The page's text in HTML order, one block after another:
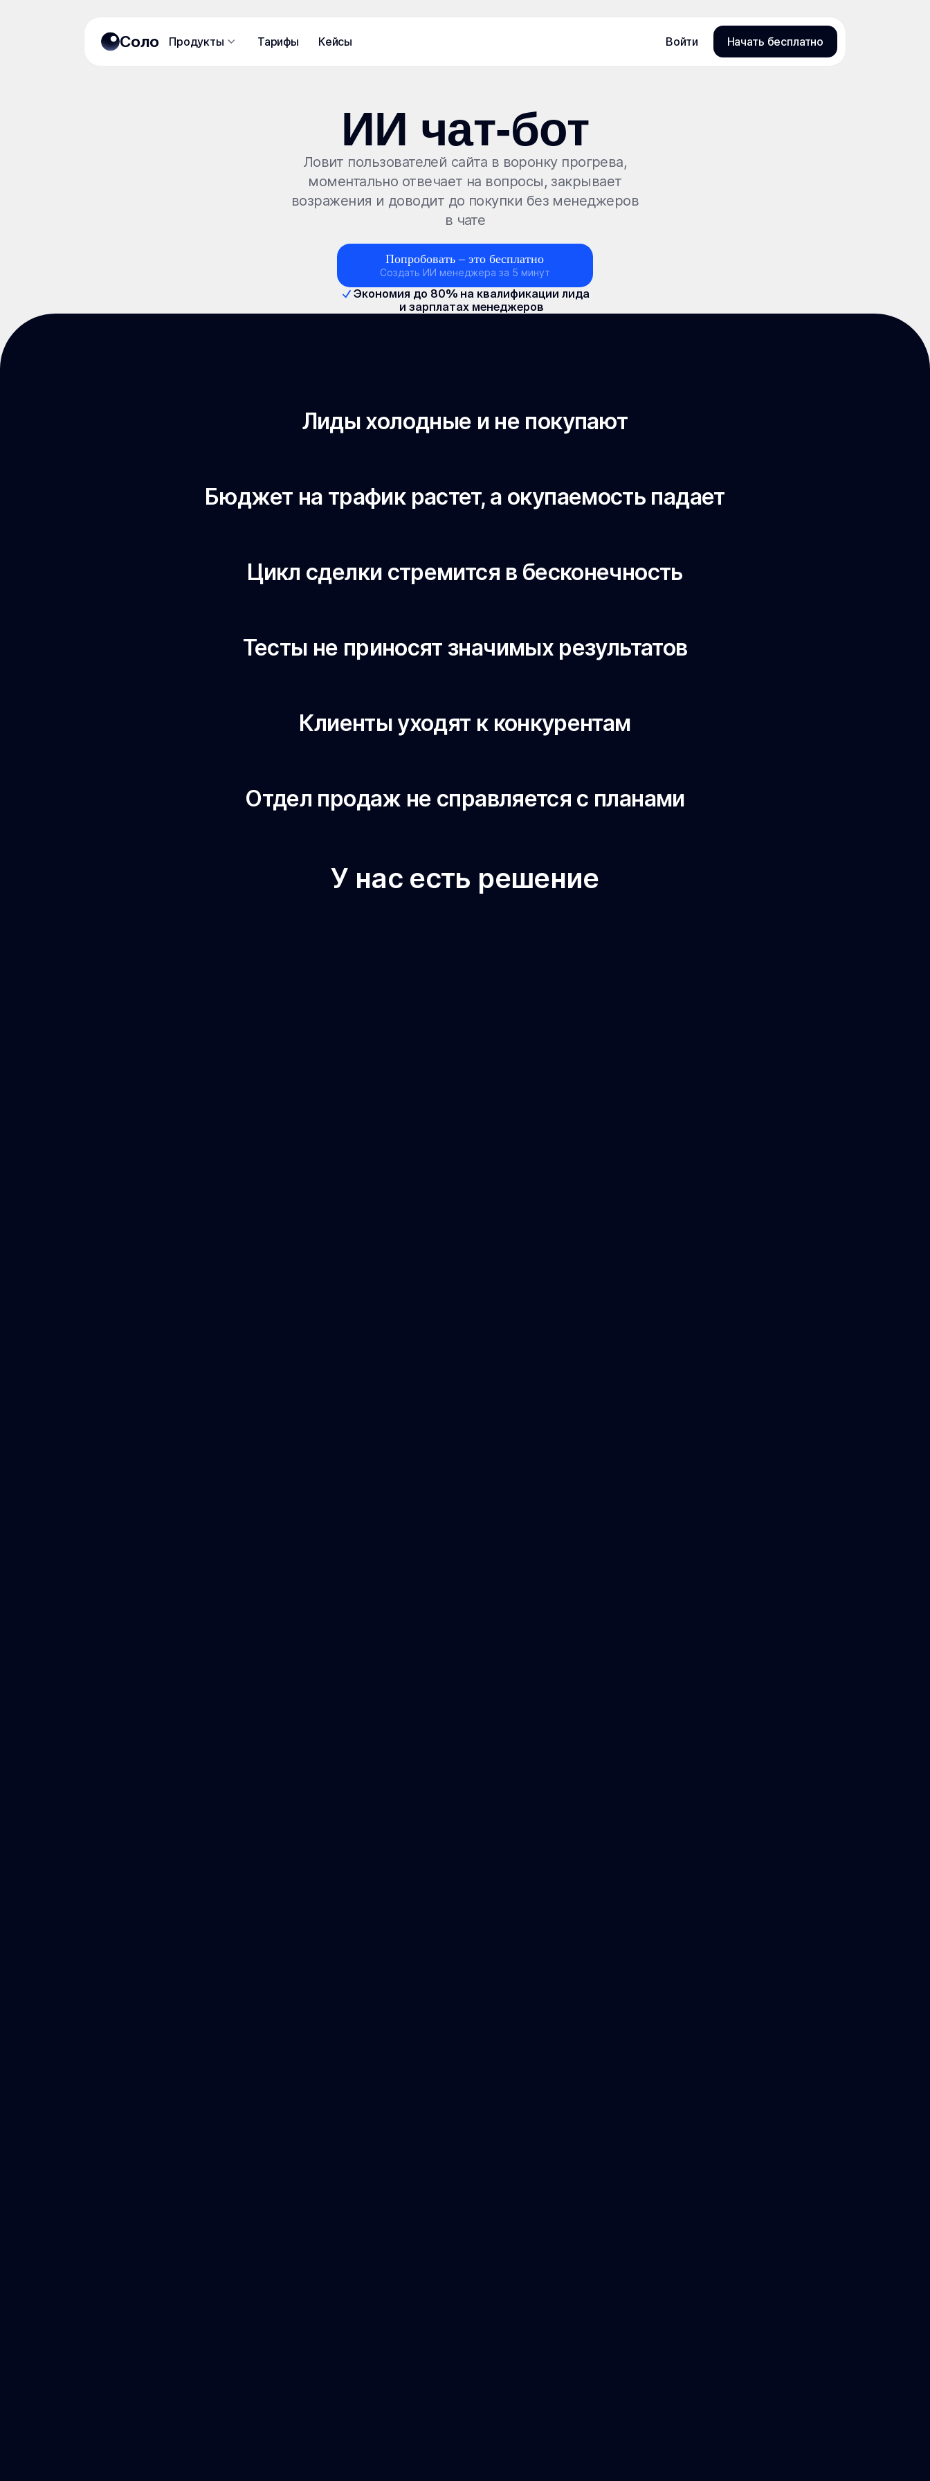
Соло Продукты Тарифы Кейсы Войти Начать бесплатно
ИИ⁠ чат⁠-⁠бот
Ловит пользователей сайта в воронку прогрева,
моментально отвечает на вопросы, закрывает
возражения и доводит до покупки без менеджеров
в чате
Попробовать – это бесплатно
Создать ИИ менеджера за 5 минут
Экономия до 80% на квалификации лида
и зарплатах менеджеров
Лиды холодные и не покупают
Бюджет на трафик растет, а окупаемость падает
Цикл сделки стремится в бесконечность
Тесты не приносят значимых результатов
Клиенты уходят к конкурентам
Отдел продаж не справляется с планами
У нас есть решение